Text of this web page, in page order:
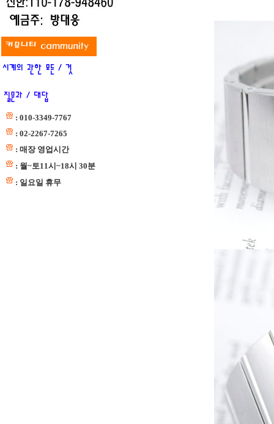
: 010-3349-7767
: 02-2267-7265
: 매장 영업시간
: 월~토11시~18시 30분
: 일요일 휴무